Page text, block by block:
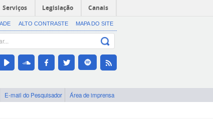
Serviços Legislação Canais
ALTO CONTRASTE MAPA DO SITE
E-mail do Pesquisador Área de imprensa